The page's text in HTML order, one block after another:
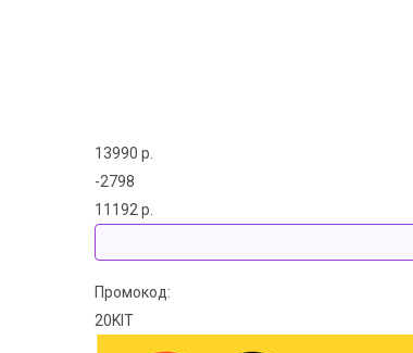
13990 р.
-2798
11192 р.
Промокод:
20KIT